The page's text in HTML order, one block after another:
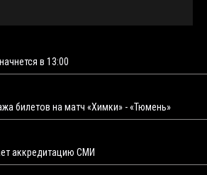
в 13:00
билетов на матч «Химки» - «Тюмень»
аккредитацию СМИ